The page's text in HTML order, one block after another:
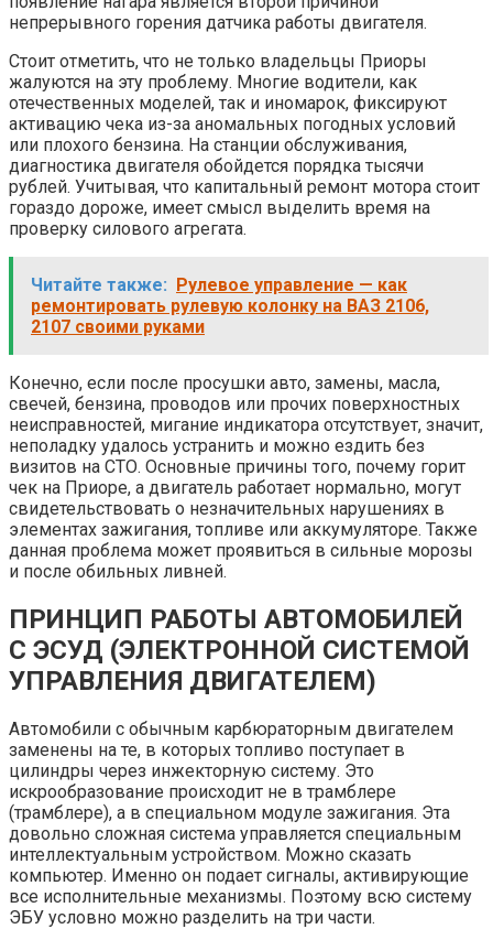
непрерывного горения датчика работы двигателя.
Стоит отметить, что не только владельцы Приоры
жалуются на эту проблему. Многие водители, как
отечественных моделей, так и иномарок, фиксируют
активацию чека из-за аномальных погодных условий
или плохого бензина. На станции обслуживания,
диагностика двигателя обойдется порядка тысячи
рублей. Учитывая, что капитальный ремонт мотора стоит
гораздо дороже, имеет смысл выделить время на
проверку силового агрегата.
Читайте также: Рулевое управление — как
ремонтировать рулевую колонку на ВАЗ 2106,
2107 своими руками
Конечно, если после просушки авто, замены, масла,
свечей, бензина, проводов или прочих поверхностных
неисправностей, мигание индикатора отсутствует, значит,
неполадку удалось устранить и можно ездить без
визитов на СТО. Основные причины того, почему горит
чек на Приоре, а двигатель работает нормально, могут
свидетельствовать о незначительных нарушениях в
элементах зажигания, топливе или аккумуляторе. Также
данная проблема может проявиться в сильные морозы
и после обильных ливней.
ПРИНЦИП РАБОТЫ АВТОМОБИЛЕЙ
С ЭСУД (ЭЛЕКТРОННОЙ СИСТЕМОЙ
УПРАВЛЕНИЯ ДВИГАТЕЛЕМ)
Автомобили с обычным карбюраторным двигателем
заменены на те, в которых топливо поступает в
цилиндры через инжекторную систему. Это
искрообразование происходит не в трамблере
(трамблере), а в специальном модуле зажигания. Эта
довольно сложная система управляется специальным
интеллектуальным устройством. Можно сказать
компьютер. Именно он подает сигналы, активирующие
все исполнительные механизмы. Поэтому всю систему
ЭБУ условно можно разделить на три части.